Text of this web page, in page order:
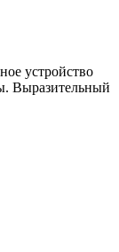
устройство
Выразительный